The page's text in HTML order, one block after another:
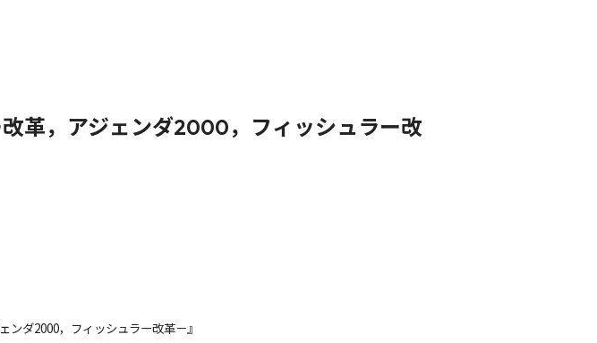
革，アジェンダ2000，フィッシュラー改
ンダ2000，フィッシュラー改革－』